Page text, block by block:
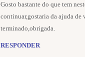
Gosto bastante do que tem
continuar,gostaria da ajuda de
terminado,obrigada.
RESPONDER